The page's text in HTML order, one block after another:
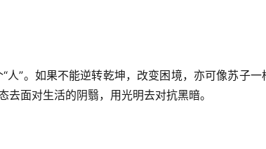
”。如果不能逆转乾坤，改变困境，亦可像苏子一
面对生活的阴翳，用光明去对抗黑暗。